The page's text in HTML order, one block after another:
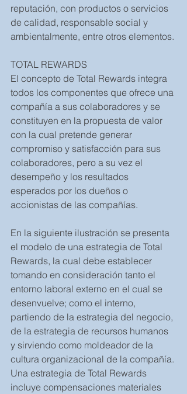
reputación, con productos o servicios
de calidad, responsable social y
ambientalmente, entre otros elementos.
TOTAL REWARDS
El concepto de Total Rewards integra
todos los componentes que ofrece una
compañía a sus colaboradores y se
constituyen en la propuesta de valor
con la cual pretende generar
compromiso y satisfacción para sus
colaboradores, pero a su vez el
desempeño y los resultados
esperados por los dueños o
accionistas de las compañías.
En la siguiente ilustración se presenta
el modelo de una estrategia de Total
Rewards, la cual debe establecer
tomando en consideración tanto el
entorno laboral externo en el cual se
desenvuelve; como el interno,
partiendo de la estrategia del negocio,
de la estrategia de recursos humanos
y sirviendo como moldeador de la
cultura organizacional de la compañía.
Una estrategia de Total Rewards
incluye compensaciones materiales